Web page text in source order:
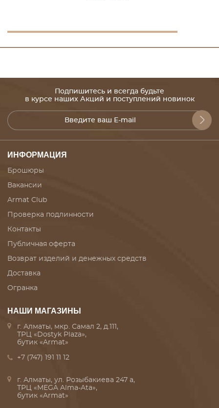
Подпишитесь и всегда будьте
в курсе наших Акций и поступлений новинок
ИНФОРМАЦИЯ
Брошюры
Вакансии
Armat Club
Проверка подлинности
Контакты
Публичная оферта
Возврат изделий и денежных средств
Доставка
Огранка
НАШИ МАГАЗИНЫ
г. Алматы, мкр. Самал 2, д.111,
ТРЦ «Dostyk Plaza»,
бутик «Armat»
+7 (747) 191 11 12
г. Алматы, ул. Розыбакиева 247 а,
ТРЦ «MEGA Alma-Ata»,
бутик «Armat»